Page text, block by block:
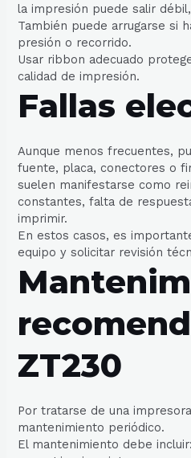
la impresión puede salir
También puede arrugarse si
presión o recorrido.
Usar ribbon adecuado
calidad de impresión.
Fallas
Aunque menos frecuentes,
fuente, placa, conectores o
suelen manifestarse como
constantes, falta de
imprimir.
En estos casos, es
equipo y solicitar revisión
ZT230
Por tratarse de una
mantenimiento periódico.
El mantenimiento debe incluir: